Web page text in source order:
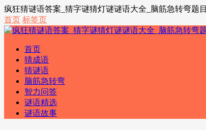
疯狂猜谜语答案_猜字谜猜灯谜谜语大全_脑筋急转弯题目
首页 标签页
首页
猜成语
猜谜语
脑筋急转弯
智力问答
谜语精选
谜语故事